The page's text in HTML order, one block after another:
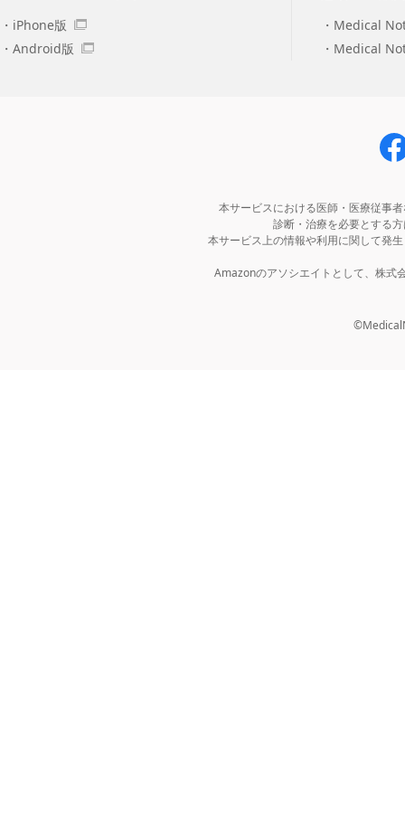
iPhone版
Android版
Medical
Medical
本サービスにおける医師・医療従事
診断・治療を必要とする
本サービス上の情報や利用に関して発
Amazonのアソシエイトとして、株式